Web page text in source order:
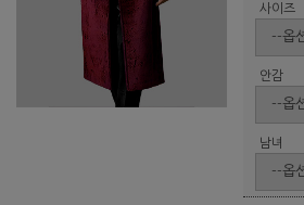
사이즈
안감
남녀